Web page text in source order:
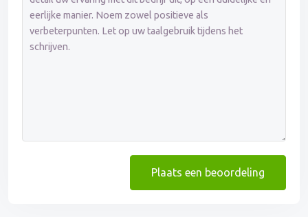
Plaats een beoordeling